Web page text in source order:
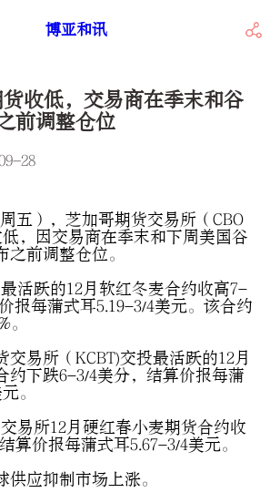
博亚和讯
货收低，交易商在季末和谷
前调整仓位
28
），芝加哥期货交易所（CBO
，因交易商在季末和下周美国谷
之前调整仓位。
跃的12月软红冬麦合约收高7-
报每蒲式耳5.19-3/4美元。该合约
。
易所（KCBT)交投最活跃的12月
约下跌6-3/4美分，结算价报每蒲
。
所12月硬红春小麦期货合约收
算价报每蒲式耳5.67-3/4美元。
应抑制市场上涨。